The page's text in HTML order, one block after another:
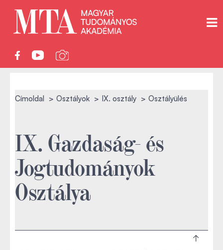
Címoldal Osztályok IX. osztály Osztályülés
IX. Gazdaság- és
Jogtudományok
Osztálya